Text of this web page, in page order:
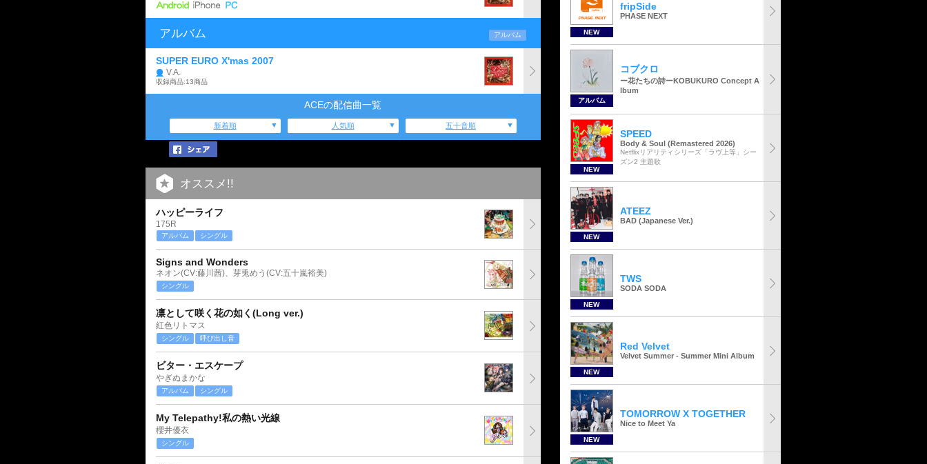
アルバム アルバム
SUPER EURO X'mas 2007
V.A.
収録商品:13商品
ACEの配信曲一覧
新着順 人気順 五十音順
オススメ!!
ハッピーライフ
175R
アルバム シングル
Signs and Wonders
ネオン(CV:藤川茜)、芽兎めう(CV:五十嵐裕美)
シングル
凛として咲く花の如く(Long ver.)
紅色リトマス
シングル 呼び出し音
ビター・エスケープ
やぎぬまかな
アルバム シングル
My Telepathy!私の熱い光線
櫻井優衣
シングル
NEW
fripSide
PHASE NEXT
アルバム
コブクロ
ー花たちの詩ーKOBUKURO Concept A
lbum
NEW
SPEED
Body & Soul (Remastered 2026)
Netflixリアリティシリーズ「ラヴ上等」シー
ズン2 主題歌
NEW
ATEEZ
BAD (Japanese Ver.)
NEW
TWS
SODA SODA
NEW
Red Velvet
Velvet Summer - Summer Mini Album
NEW
TOMORROW X TOGETHER
Nice to Meet Ya